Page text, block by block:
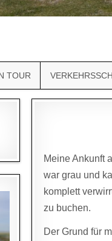
TOUR
Meine Ankunft
war grau und
komplett
zu buchen.
Der Grund für